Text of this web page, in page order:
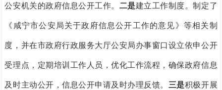
公安机关的政府信息公开工作。 二是建立工作制度。制定了
《咸宁市公安局关于政府信息公开工作的意见》等相关制
度，并在市政府行政服务大厅公安局办事窗口设立依申公开
受理点，定期培训工作人员，优化工作流程，确保政府信息
及时主动公开，信息公开申请及时办理反馈。 三是积极开展